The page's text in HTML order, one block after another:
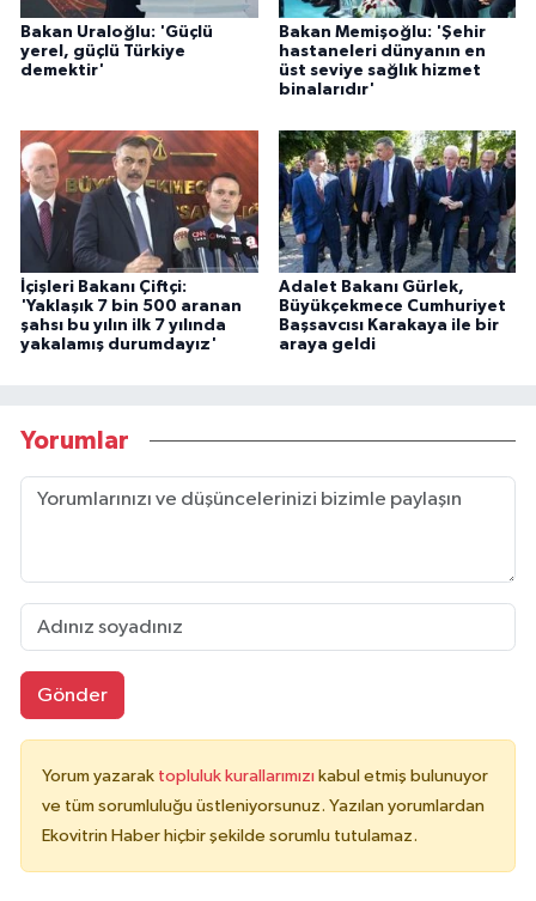
Bakan Uraloğlu: 'Güçlü
yerel, güçlü Türkiye
demektir'
Bakan Memişoğlu: 'Şehir
hastaneleri dünyanın en
üst seviye sağlık hizmet
binalarıdır'
İçişleri Bakanı Çiftçi:
'Yaklaşık 7 bin 500 aranan
şahsı bu yılın ilk 7 yılında
yakalamış durumdayız'
Adalet Bakanı Gürlek,
Büyükçekmece Cumhuriyet
Başsavcısı Karakaya ile bir
araya geldi
Yorumlar
Gönder
Yorum yazarak topluluk kurallarımızı kabul etmiş bulunuyor
ve tüm sorumluluğu üstleniyorsunuz. Yazılan yorumlardan
Ekovitrin Haber hiçbir şekilde sorumlu tutulamaz.